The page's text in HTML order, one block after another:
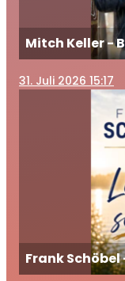
Mitch Keller -
31. Juli 2026 15:17
Frank Schöbel